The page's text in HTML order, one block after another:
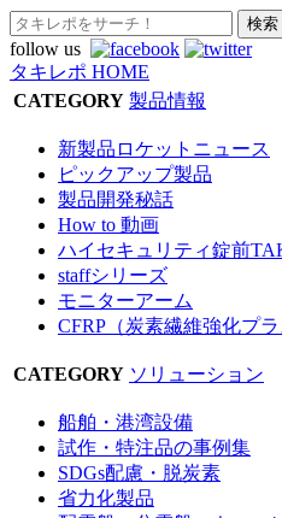
follow us
タキレポ HOME
CATEGORY 製品情報
新製品ロケットニュース
ピックアップ製品
製品開発秘話
How to 動画
ハイセキュリティ錠前
staffシリーズ
モニターアーム
CFRP（炭素繊維強化プラ
CATEGORY ソリューション
船舶・港湾設備
試作・特注品の事例集
SDGs配慮・脱炭素
省力化製品